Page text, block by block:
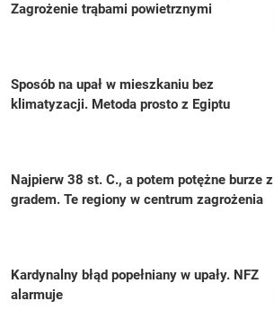
Zagrożenie trąbami powietrznymi
Sposób na upał w mieszkaniu bez
klimatyzacji. Metoda prosto z Egiptu
Najpierw 38 st. C., a potem potężne burze z
gradem. Te regiony w centrum zagrożenia
Kardynalny błąd popełniany w upały. NFZ
alarmuje